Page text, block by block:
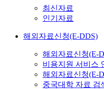
최신자료
인기자료
해외자료신청(E-DDS)
해외자료신청(E-
비용지원 서비스
해외자료신청(E-
중국대학 자료 검